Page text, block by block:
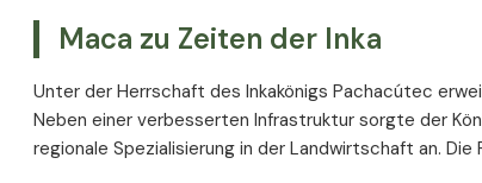
Maca zu Zeiten der Inka
Unter der Herrschaft des Inkakönigs Pachacútec
Neben einer verbesserten Infrastruktur sorgte der
regionale Spezialisierung in der Landwirtschaft an.